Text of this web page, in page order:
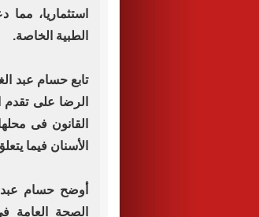
استثماريا،
الطبية الخاصة.
تابع حسام عبد
الرضا على تقدم
القانون فى
الأسنان فيما
أوضح حسام
الصحة العامة